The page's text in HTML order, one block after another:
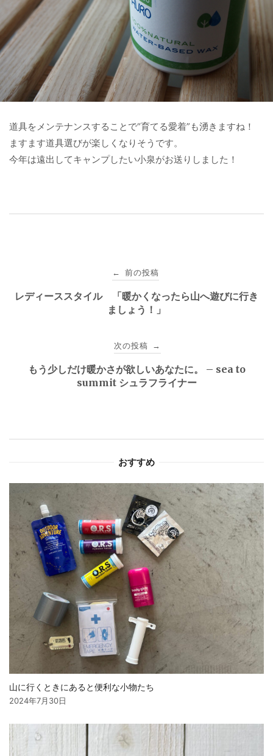
道具をメンテナンスすることで“育てる愛着”も湧きますね！
ますます道具選びが楽しくなりそうです。
今年は遠出してキャンプしたい小泉がお送りしました！
稿
← 前の投稿
レディーススタイル 「暖かくなったら山へ遊びに行き
ましょう！」
次の投稿 →
もう少しだけ暖かさが欲しいあなたに。 – sea to
summit シュラフライナー
おすすめ
山に行くときにあると便利な小物たち
2024年7月30日